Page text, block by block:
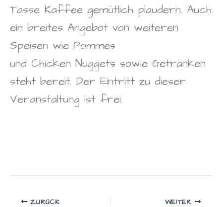
Tasse Kaffee gemütlich plaudern. Auch
ein breites Angebot von weiteren
Speisen wie Pommes
und Chicken Nuggets sowie Getränken
steht bereit. Der Eintritt zu dieser
Veranstaltung ist frei.
ZURÜCK WEITER